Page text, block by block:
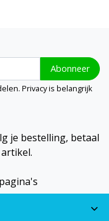
Abonneer
Privacy is belangrijk
je bestelling, betaal